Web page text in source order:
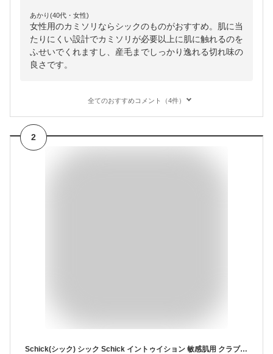
あかり(40代・女性)
女性用のカミソリならシックのものがおすすめ。肌に当
たりにくい設計でカミソリが必要以上に肌に触れるのを
ふせいでくれますし、産毛までしっかり逸れる切れ味の
良さです。
全てのおすすめコメント（4件）
2
Schick(シック) シック Schick イントゥイション 敏感肌用 クラブパック 女性用 カミソリ (替刃5コ 内1コは本体に装着済み) 単品 グリーン 1個 (x 1)